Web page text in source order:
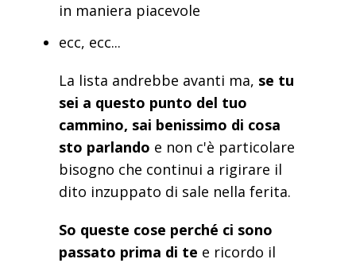
in maniera piacevole
ecc, ecc...
La lista andrebbe avanti ma, se tu
sei a questo punto del tuo
cammino, sai benissimo di cosa
sto parlando e non c'è particolare
bisogno che continui a rigirare il
dito inzuppato di sale nella ferita.
So queste cose perché ci sono
passato prima di te e ricordo il